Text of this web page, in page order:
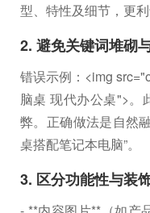
型、特性及细节，更利
2. 避免关键词堆砌
错误示例：<img
脑桌 现代办公桌">。
弊。正确做法是自然
桌搭配笔记本电脑”。
3. 区分功能性与装